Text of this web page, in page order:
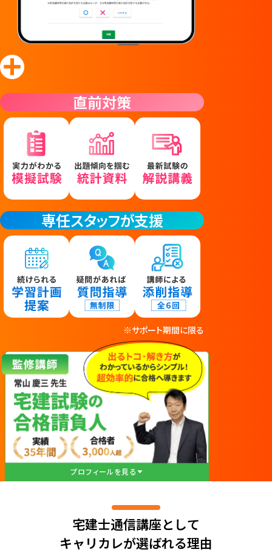
直前対策
専任スタッフが支援
※サポート期間に限る
プロフィールを見る
宅建士通信講座として
キャリカレが選ばれる理由